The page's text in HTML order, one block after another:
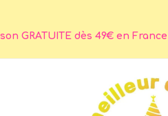
GRATUITE dès 49€ en